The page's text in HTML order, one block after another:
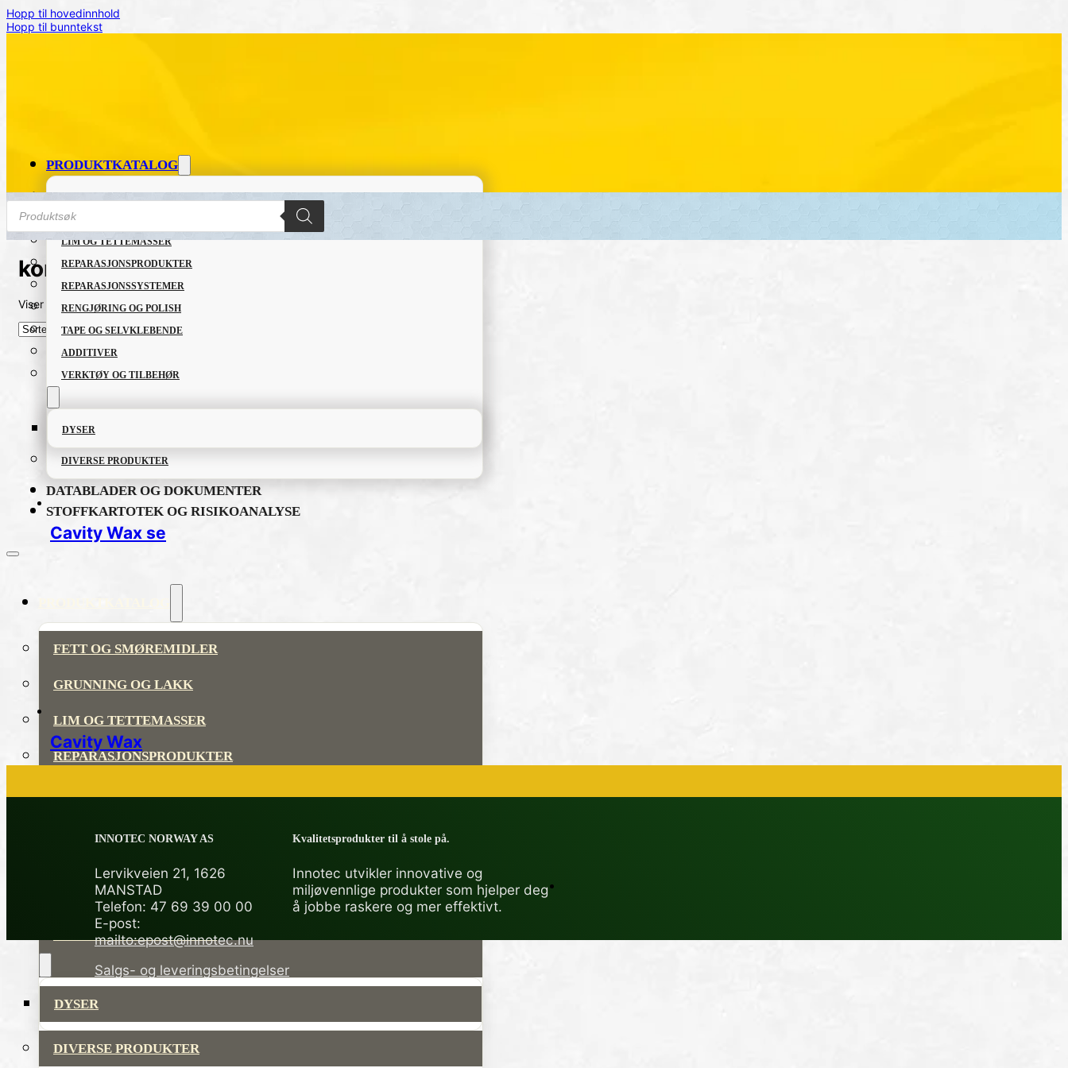
Hopp til hovedinnhold
Hopp til bunntekst
PRODUKTKATALOG
GRUNNING OG LAKK
LIM OG TETTEMASSER
REPARASJONSPRODUKTER
REPARASJONSSYSTEMER
RENGJØRING OG POLISH
TAPE OG SELVKLEBENDE
ADDITIVER
VERKTØY OG TILBEHØR
DYSER
DIVERSE PRODUKTER
DATABLADER OG DOKUMENTER
STOFFKARTOTEK OG RISIKOANALYSE
FETT OG SMØREMIDLER
GRUNNING OG LAKK
LIM OG TETTEMASSER
REPARASJONSPRODUKTER
ADDITIVER
VERKTØY OG TILBEHØR
DYSER
DIVERSE PRODUKTER
Products
search
korosjon
Viser alle 2 resultater Sortert
etter
nyeste
Cavity Wax se
Cavity Wax
INNOTEC NORWAY AS
Lervikveien 21, 1626
MANSTAD
Telefon: 47 69 39 00 00
E-post:
mailto:epost@innotec.nu
Salgs- og leveringsbetingelser
Kvalitetsprodukter til å stole på.
Innotec utvikler innovative og
miljøvennlige produkter som hjelper deg
å jobbe raskere og mer effektivt.